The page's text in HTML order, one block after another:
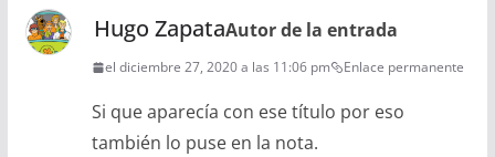
Hugo ZapataAutor de la entrada
el diciembre 27, 2020 a las 11:06 pm Enlace permanente
Si que aparecía con ese título por eso
también lo puse en la nota.